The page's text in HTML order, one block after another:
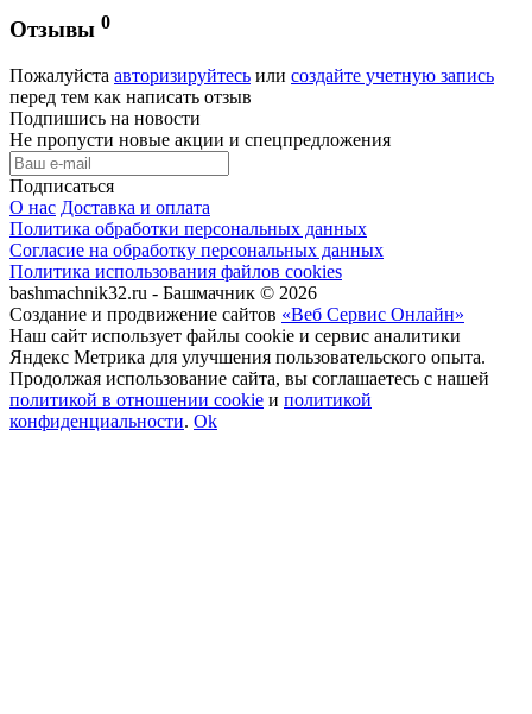
Отзывы 0
Пожалуйста авторизируйтесь или создайте учетную запись
перед тем как написать отзыв
Подпишись на новости
Не пропусти новые акции и спецпредложения
Подписаться
О нас Доставка и оплата
Политика обработки персональных данных
Согласие на обработку персональных данных
Политика использования файлов cookies
bashmachnik32.ru - Башмачник © 2026
Создание и продвижение сайтов «Веб Сервис Онлайн»
Наш сайт использует файлы cookie и сервис аналитики
Яндекс Метрика для улучшения пользовательского опыта.
Продолжая использование сайта, вы соглашаетесь с нашей
политикой в отношении cookie и политикой
конфиденциальности. Ok